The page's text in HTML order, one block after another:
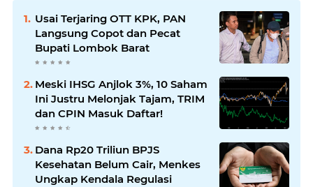
Usai Terjaring OTT KPK, PAN
Langsung Copot dan Pecat
Bupati Lombok Barat
Meski IHSG Anjlok 3%, 10 Saham
Ini Justru Melonjak Tajam, TRIM
dan CPIN Masuk Daftar!
Dana Rp20 Triliun BPJS
Kesehatan Belum Cair, Menkes
Ungkap Kendala Regulasi